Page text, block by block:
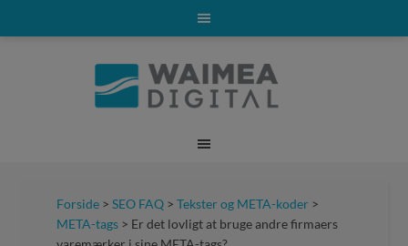
Forside >SEO FAQ >Tekster og META-koder >
META-tags > Er det lovligt at bruge andre firmaers